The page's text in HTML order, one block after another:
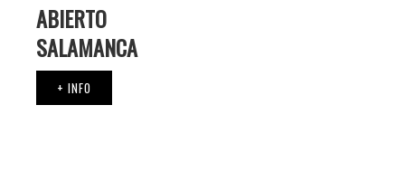
ABIERTO
SALAMANCA
+ INFO